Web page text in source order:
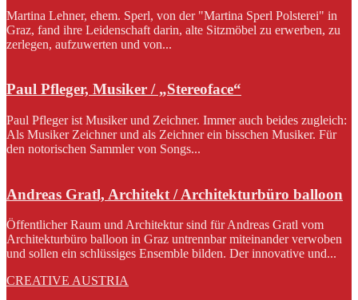
Martina Lehner, ehem. Sperl, von der "Martina Sperl Polsterei" in
Graz, fand ihre Leidenschaft darin, alte Sitzmöbel zu erwerben, zu
zerlegen, aufzuwerten und von...
Paul Pfleger, Musiker / „Stereoface“
Paul Pfleger ist Musiker und Zeichner. Immer auch beides zugleich:
Als Musiker Zeichner und als Zeichner ein bisschen Musiker. Für
den notorischen Sammler von Songs...
Andreas Gratl, Architekt / Architekturbüro balloon
Öffentlicher Raum und Architektur sind für Andreas Gratl vom
Architekturbüro balloon in Graz untrennbar miteinander verwoben
und sollen ein schlüssiges Ensemble bilden. Der innovative und...
CREATIVE AUSTRIA